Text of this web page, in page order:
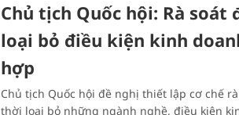
Chủ tịch Quốc hội: Rà soát
loại bỏ điều kiện kinh
hợp
Chủ tịch Quốc hội đề nghị thiết lập cơ chế
thời loại bỏ những ngành nghề, điều kiện